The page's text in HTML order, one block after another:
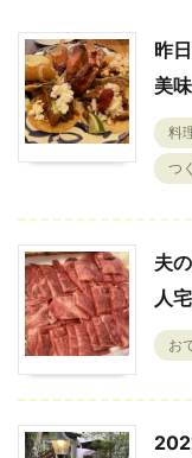
昨
美
料
つ
夫
人
お